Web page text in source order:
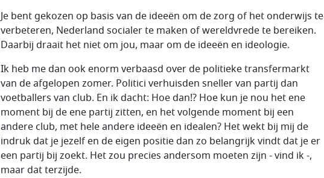
Je bent gekozen op basis van de ideeën om de zorg of het onderwijs te
verbeteren, Nederland socialer te maken of wereldvrede te bereiken.
Daarbij draait het niet om jou, maar om de ideeën en ideologie.
Ik heb me dan ook enorm verbaasd over de politieke transfermarkt
van de afgelopen zomer. Politici verhuisden sneller van partij dan
voetballers van club. En ik dacht: Hoe dan!? Hoe kun je nou het ene
moment bij de ene partij zitten, en het volgende moment bij een
andere club, met hele andere ideeën en idealen? Het wekt bij mij de
indruk dat je jezelf en de eigen positie dan zo belangrijk vindt dat je er
een partij bij zoekt. Het zou precies andersom moeten zijn - vind ik -,
maar dat terzijde.